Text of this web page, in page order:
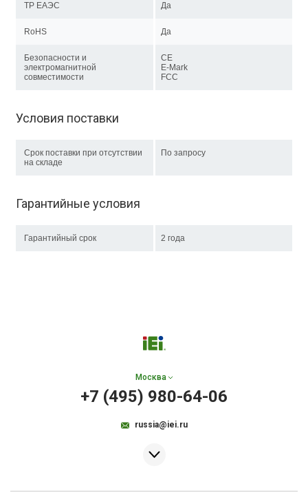
ТР EAЭC Да
RoHS Да
Безопасности и
электромагнитной
совместимости
CE
E-Mark
FCC
Условия поставки
Срок поставки при отсутствии
на складе
По запросу
Гарантийные условия
Гарантийный срок 2 года
Москва
+7 (495) 980-64-06
russia@iei.ru